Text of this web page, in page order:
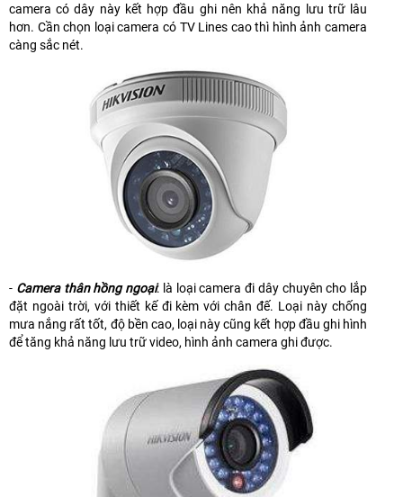
camera có dây này kết hợp đầu ghi nên khả năng lưu trữ lâu
hơn. Cần chọn loại camera có TV Lines cao thì hình ảnh camera
càng sắc nét.
- Camera thân hồng ngoại: là loại camera đi dây chuyên cho lắp
đặt ngoài trời, với thiết kế đi kèm với chân đế. Loại này chống
mưa nắng rất tốt, độ bền cao, loại này cũng kết hợp đầu ghi hình
để tăng khả năng lưu trữ video, hình ảnh camera ghi được.